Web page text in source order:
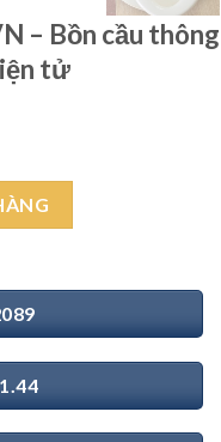
– Bồn cầu thông
tử
minh Aqua Ceramic